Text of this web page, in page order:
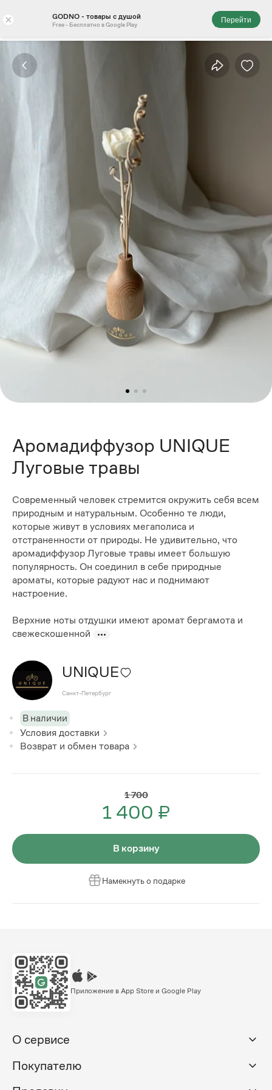
× GODNO - товары с душой
Free - Бесплатно в Google Play
Перейти
Аромадиффузор UNIQUE
Луговые травы
Современный человек стремится окружить себя всем
природным и натуральным. Особенно те люди,
которые живут в условиях мегаполиса и
отстраненности от природы. Не удивительно, что
аромадиффузор Луговые травы имеет большую
популярность. Он соединил в себе природные
ароматы, которые радуют нас и поднимают
настроение.
Верхние ноты отдушки имеют аромат бергамота и
свежескошенной
UNIQUE
Санкт-Петербург
В наличии
Условия доставки
Возврат и обмен товара
1 700
1 400 ₽
В корзину
Намекнуть о подарке
Приложение в App Store и Google Play
О сервисе
Покупателю